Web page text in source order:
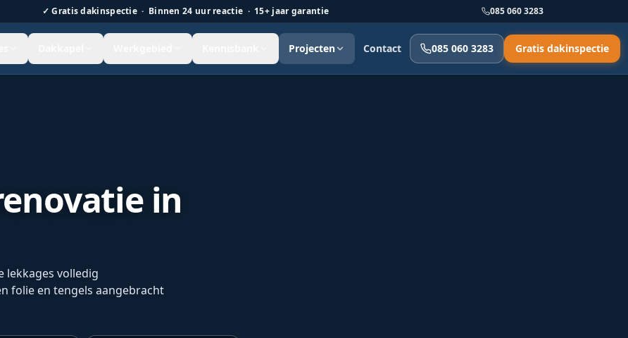
✓Gratis dakinspectie · Binnen 24 uur reactie · 15+ jaar garantie 085 060 3283
Projecten Contact 085 060 3283 Gratis dakinspectie
in
lekkages volledig
folie en tengels aangebracht